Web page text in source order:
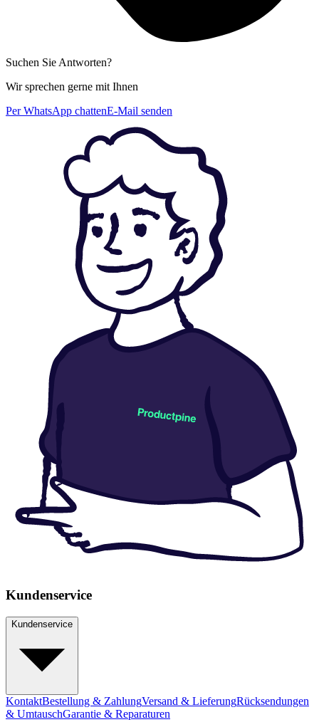
Suchen Sie Antworten?
Wir sprechen gerne mit Ihnen
Per WhatsApp chattenE-Mail senden
Kundenservice
Kundenservice
KontaktBestellung & ZahlungVersand & LieferungRücksendungen
& UmtauschGarantie & Reparaturen